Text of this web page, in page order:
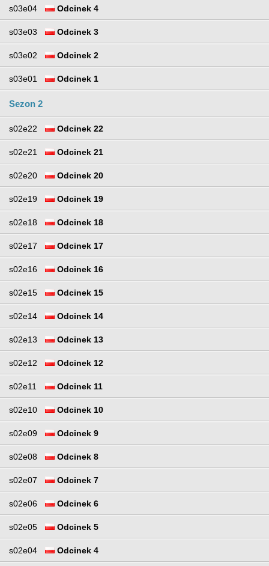
s03e04 Odcinek 4
s03e03 Odcinek 3
s03e02 Odcinek 2
s03e01 Odcinek 1
Sezon 2
s02e22 Odcinek 22
s02e21 Odcinek 21
s02e20 Odcinek 20
s02e19 Odcinek 19
s02e18 Odcinek 18
s02e17 Odcinek 17
s02e16 Odcinek 16
s02e15 Odcinek 15
s02e14 Odcinek 14
s02e13 Odcinek 13
s02e12 Odcinek 12
s02e11 Odcinek 11
s02e10 Odcinek 10
s02e09 Odcinek 9
s02e08 Odcinek 8
s02e07 Odcinek 7
s02e06 Odcinek 6
s02e05 Odcinek 5
s02e04 Odcinek 4